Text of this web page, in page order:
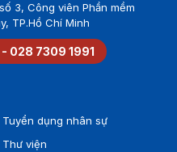
3, Công viên Phần mềm
TP.Hồ Chí Minh
- 028 7309 1991
Tuyển dụng nhân sự
Thư viện